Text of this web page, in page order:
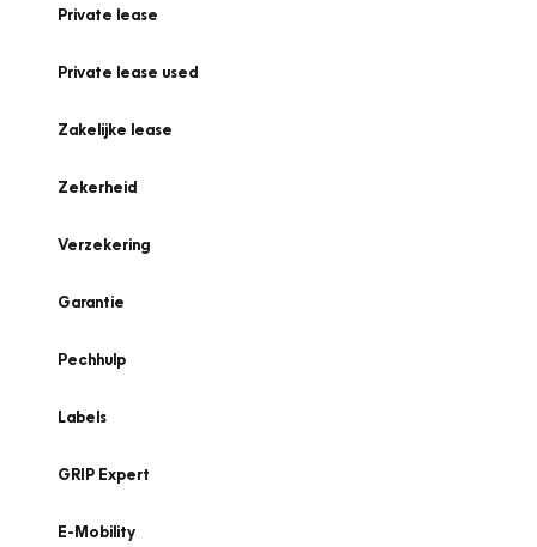
Private lease
Private lease used
Zakelijke lease
Zekerheid
Verzekering
Garantie
Pechhulp
Labels
GRIP Expert
E-Mobility